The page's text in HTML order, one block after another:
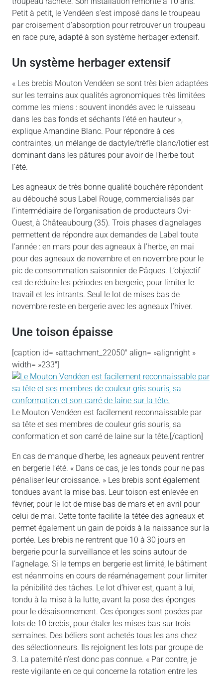
Petit à petit, le Vendéen s’est imposé dans le troupeau
par croisement d’absorption pour retrouver un troupeau
en race pure, adapté à son système herbager extensif.
Un système herbager extensif
« Les brebis Mouton Vendéen se sont très bien adaptées
sur les terrains aux qualités agronomiques très limitées
comme les miens : souvent inondés avec le ruisseau
dans les bas fonds et séchants l’été en hauteur »,
explique Amandine Blanc. Pour répondre à ces
contraintes, un mélange de dactyle/trèfle blanc/lotier est
dominant dans les pâtures pour avoir de l’herbe tout
l’été.
Les agneaux de très bonne qualité bouchère répondent
au débouché sous Label Rouge, commercialisés par
l’intermédiaire de l’organisation de producteurs Ovi-
Ouest, à Châteaubourg (35). Trois phases d’agnelages
permettent de répondre aux demandes de Label toute
l’année : en mars pour des agneaux à l’herbe, en mai
pour des agneaux de novembre et en novembre pour le
pic de consommation saisonnier de Pâques. L’objectif
est de réduire les périodes en bergerie, pour limiter le
travail et les intrants. Seul le lot de mises bas de
novembre reste en bergerie avec les agneaux l’hiver.
Une toison épaisse
[caption id= »attachment_22050″ align= »alignright »
width= »233″]
Le Mouton Vendéen est facilement reconnaissable par
sa tête et ses membres de couleur gris souris, sa
conformation et son carré de laine sur la tête.[/caption]
En cas de manque d’herbe, les agneaux peuvent rentrer
en bergerie l’été. « Dans ce cas, je les tonds pour ne pas
pénaliser leur croissance. » Les brebis sont également
tondues avant la mise bas. Leur toison est enlevée en
février, pour le lot de mise bas de mars et en avril pour
celui de mai. Cette tonte facilite la tétée des agneaux et
permet également un gain de poids à la naissance sur la
portée. Les brebis ne rentrent que 10 à 30 jours en
bergerie pour la surveillance et les soins autour de
l’agnelage. Si le temps en bergerie est limité, le bâtiment
est néanmoins en cours de réaménagement pour limiter
la pénibilité des tâches. Le lot d’hiver est, quant à lui,
tondu à la mise à la lutte, avant la pose des éponges
pour le désaisonnement. Ces éponges sont posées par
lots de 10 brebis, pour étaler les mises bas sur trois
semaines. Des béliers sont achetés tous les ans chez
des sélectionneurs. Ils rejoignent les lots par groupe de
3. La paternité n’est donc pas connue. « Par contre, je
reste vigilante en ce qui concerne la rotation entre les